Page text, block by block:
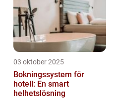
03 oktober 2025
Bokningssystem för
hotell: En smart
helhetslösning